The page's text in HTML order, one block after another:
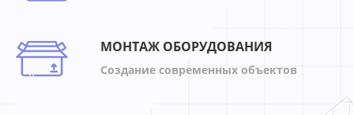
МОНТАЖ ОБОРУДОВАНИЯ
Создание современных объектов